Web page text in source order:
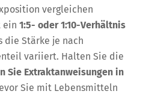
vergleichen
ein1:5- oder 1:10-Verhältnis
die Stärke je nach
variiert. Halten Sie die
Sie Extraktanweisungen in
Sie mit Lebensmitteln